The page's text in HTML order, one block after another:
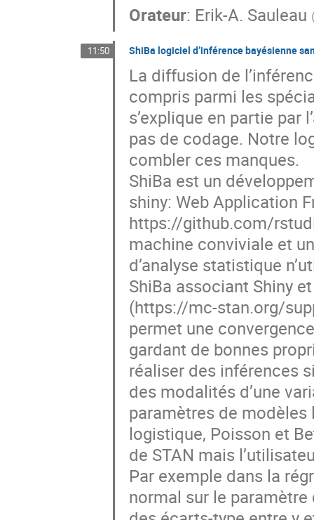
Orateur: Erik-A. Sauleau
11:50 ShiBa logiciel d’inférence bayésienne
La diffusion de
compris parmi les
s’explique en partie par
pas de codage. Notre
combler ces manques.
ShiBa est un
shiny: Web Application
https://github.com/
machine conviviale et
d’analyse statistique
ShiBa associant Shiny
(https://mc-stan.org/
permet une
gardant de bonnes
réaliser des inférences
des modalités d’une
paramètres de modèles
logistique, Poisson et
de STAN mais
Par exemple dans la
normal sur le paramètre